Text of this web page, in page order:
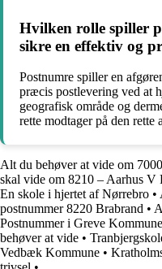
Hvilken rolle spiller
sikre en effektiv og
Postnumre spiller en
præcis postlevering ved at
geografisk område og
rette modtager på den rette
Alt du behøver at vide om
skal vide om 8210 – Aarhus V
En skole i hjertet af Nørrebro •
postnummer 8220 Brabrand •
Postnummer i Greve Kommune
behøver at vide •
Vedbæk Kommune •